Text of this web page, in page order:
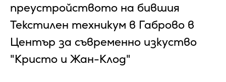
преустройството на бившия
Текстилен техникум в Габрово в
Център за съвременно изкуство
"Кристо и Жан-Клод"